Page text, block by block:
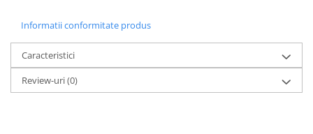
Informatii conformitate produs
Caracteristici
Review-uri(0)